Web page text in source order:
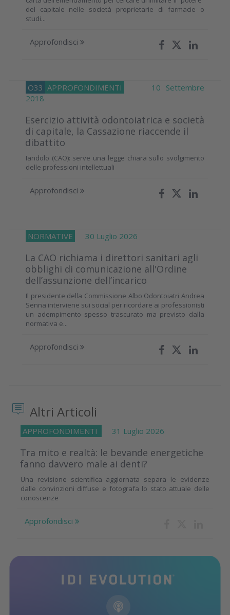
del capitale nelle società proprietarie di farmacie o
studi...
Approfondisci
O33 APPROFONDIMENTI
10 Settembre
2018
Esercizio attività odontoiatrica e società
di capitale, la Cassazione riaccende il
dibattito
Iandolo (CAO): serve una legge chiara sullo svolgimento
delle professioni intellettuali
Approfondisci
NORMATIVE 30 Luglio 2026
La CAO richiama i direttori sanitari agli
obblighi di comunicazione all'Ordine
dell’assunzione dell’incarico
Il presidente della Commissione Albo Odontoiatri Andrea
Senna interviene sui social per ricordare ai professionisti
un adempimento spesso trascurato ma previsto dalla
normativa e...
Approfondisci
Altri Articoli
APPROFONDIMENTI 31 Luglio 2026
Tra mito e realtà: le bevande energetiche
fanno davvero male ai denti?
Una revisione scientifica aggiornata separa le evidenze
dalle convinzioni diffuse e fotografa lo stato attuale delle
conoscenze
Approfondisci